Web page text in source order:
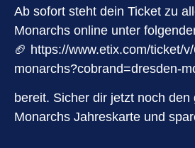
Ab sofort steht dein Ticket zu
Monarchs online unter
🏈 https://www.etix.com/ticket/
monarchs?cobrand=dresden-
bereit. Sicher dir jetzt noch den
Monarchs Jahreskarte und